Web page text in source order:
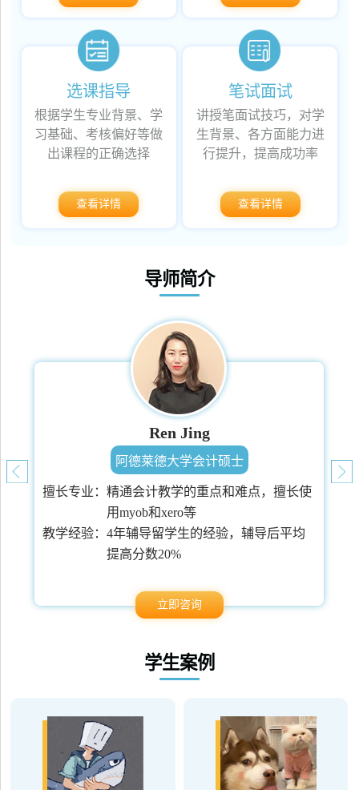
选课指导
根据学生专业背景、学
习基础、考核偏好等做
出课程的正确选择
查看详情
笔试面试
讲授笔面试技巧，对学
生背景、各方面能力进
行提升，提高成功率
查看详情
导师简介
Ren Jing
阿德莱德大学会计硕士
擅长专业：精通会计教学的重点和难点，擅长使
用myob和xero等
教学经验：4年辅导留学生的经验，辅导后平均
提高分数20%
立即咨询
学生案例